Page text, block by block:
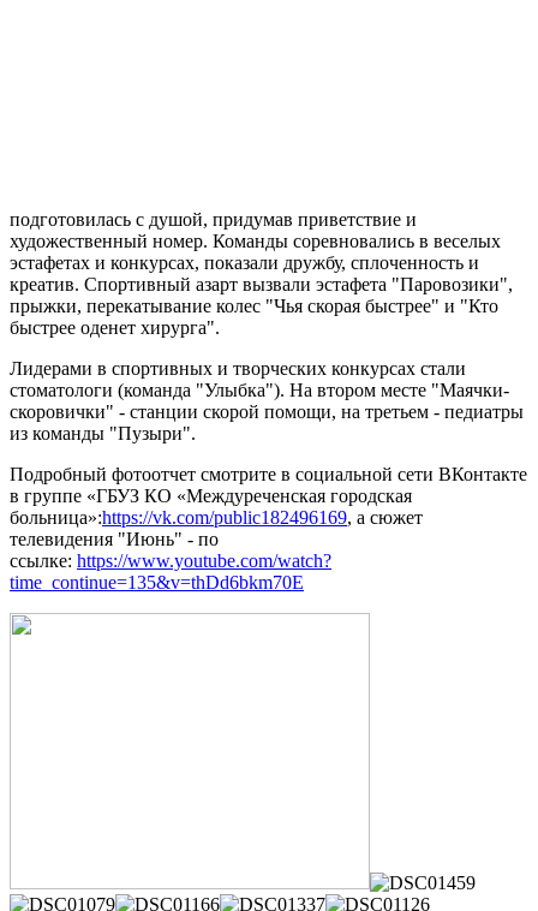
подготовилась с душой, придумав приветствие и
художественный номер. Команды соревновались в веселых
эстафетах и конкурсах, показали дружбу, сплоченность и
креатив. Спортивный азарт вызвали эстафета "Паровозики",
прыжки, перекатывание колес "Чья скорая быстрее" и "Кто
быстрее оденет хирурга".
Лидерами в спортивных и творческих конкурсах стали
стоматологи (команда "Улыбка"). На втором месте "Маячки-
скоровички" - станции скорой помощи, на третьем - педиатры
из команды "Пузыри".
Подробный фотоотчет смотрите в социальной сети ВКонтакте
в группе «ГБУЗ КО «Междуреченская городская
больница»:https://vk.com/public182496169, а сюжет
телевидения "Июнь" - по
ссылке: https://www.youtube.com/watch?
time_continue=135&v=thDd6bkm70E